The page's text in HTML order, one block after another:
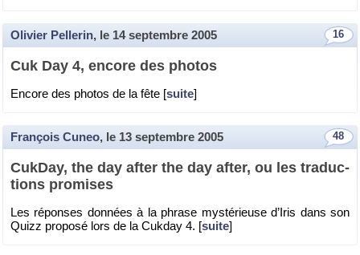
16
Olivier Pellerin, le 14 septembre 2005
Cuk Day 4, en­core des pho­tos
En­core des pho­tos de la fête [suite]
48
François Cuneo, le 13 septembre 2005
Cuk­Day, the day after the day after, ou les tra­duc­
tions pro­mises
Les ré­ponses don­nées à la phrase mys­té­rieuse d’Iris dans son
Quizz pro­posé lors de la Cuk­day 4. [suite]